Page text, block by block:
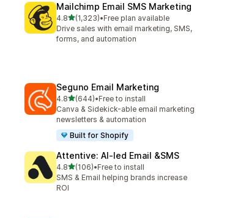
Mailchimp Email SMS Marketing
4.85つ星中
(1,323)
合計レビュー数：1323件
•Free plan available
Drive sales with email marketing, SMS,
forms, and automation
Seguno Email Marketing
4.85つ星中
(644)
合計レビュー数：644件
•Free to install
Canva & Sidekick-able email marketing
newsletters & automation
Built for Shopify
Attentive: AI‑led Email &SMS
4.85つ星中
(106)
合計レビュー数：106件
•Free to install
SMS & Email helping brands increase
ROI